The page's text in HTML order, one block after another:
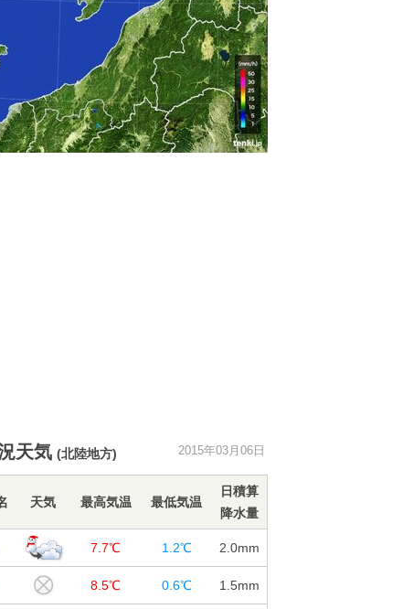
天気 (北陸地方) 2015年03月06日
天気 最高気温 最低気温
日積算
降水量
7.7℃ 1.2℃ 2.0mm
8.5℃ 0.6℃ 1.5mm